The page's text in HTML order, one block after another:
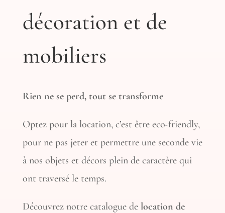
décoration et de
mobiliers
Rien ne se perd, tout se transforme
Optez pour la location, c’est être eco-friendly,
pour ne pas jeter et permettre une seconde vie
à nos objets et décors plein de caractère qui
ont traversé le temps.
Découvrez notre catalogue de location de